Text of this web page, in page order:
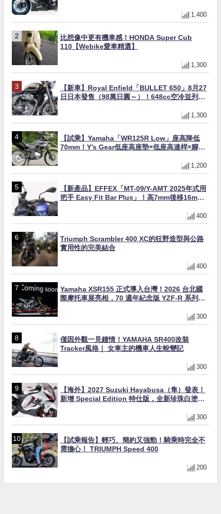
1,400
比想像中更有機車感！HONDA Super Cub
110【Webike愛車精選】
1,300
【新車】Royal Enfield「BULLET 650」8月27
日日本發售（98萬日圓～）！648cc空冷並列雙
1,300
【試乘】Yamaha「WR125R Low」座高降低
70mm！Y’s Gear低座高座墊×低座高連桿×腳踏
1,200
【新產品】EFFEX「MT-09/Y-AMT 2025年式用
把手 Easy Fit Bar Plus」！高7mm後移16mm
400
Triumph Scrambler 400 XC的狂野造型與公路
實用性的完美結合
400
Yamaha XSR155 正式導入台灣！2026 台北國
際摩托車展亮相，70 週年紀念版 YZF-R 系列限
300
僅因外觀一見鍾情！YAMAHA SR400改裝
Tracker風格｜ 女車主的機車人生蛻變記
300
【海外】2027 Suzuki Hayabusa（隼）發表！
新增 Special Edition 特仕版，全新珍珠白塗裝
300
【試乘報告】輕巧、簡約又強勁！騎乘時完全不
需擔心！ TRIUMPH Speed 400
200